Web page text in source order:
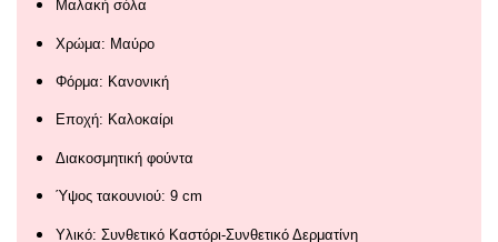
Μαλακή σόλα
Χρώμα: Μαύρο
Φόρμα: Κανονική
Εποχή: Καλοκαίρι
Διακοσμητική φούντα
Ύψος τακουνιού: 9 cm
Υλικό: Συνθετικό Καστόρι-Συνθετικό Δερματίνη